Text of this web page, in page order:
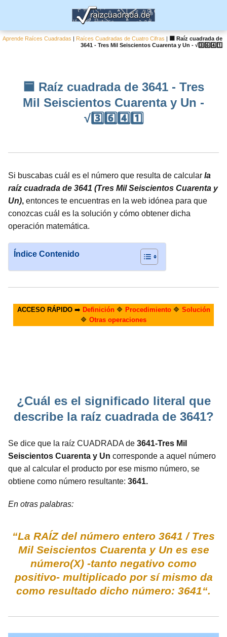
Aprende Raíces Cuadradas | Raíces Cuadradas de Cuatro Cifras |
🟦 Raíz cuadrada de
3641 - Tres Mil Seiscientos Cuarenta y Un - √3️⃣6️⃣4️⃣1️⃣
🟦 Raíz cuadrada de 3641 - Tres
Mil Seiscientos Cuarenta y Un -
√3️⃣6️⃣4️⃣1️⃣
Si buscabas cuál es el número que resulta de calcular la
raíz cuadrada de 3641 (Tres Mil Seiscientos Cuarenta y
Un), entonces te encuentras en la web idónea para que
conozcas cuál es la solución y cómo obtener dicha
operación matemática.
Índice Contenido
ACCESO RÁPIDO➡️ Definición🔷 Procedimiento🔷 Solución
🔷 Otras operaciones
¿Cuál es el significado literal que
describe la raíz cuadrada de 3641?
Se dice que la raíz CUADRADA de 3641-Tres Mil
Seiscientos Cuarenta y Un corresponde a aquel número
que al calcular el producto por ese mismo número, se
obtiene como número resultante: 3641.
En otras palabras:
“La RAÍZ del número entero 3641 / Tres
Mil Seiscientos Cuarenta y Un es ese
número(X) -tanto negativo como
positivo- multiplicado por sí mismo da
como resultado dicho número: 3641“.